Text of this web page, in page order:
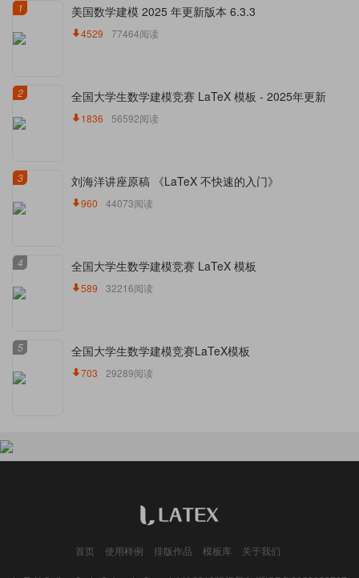
1 美国数学建模 2025 年更新版本 6.3.3
4529 77464阅读
2 全国大学生数学建模竞赛 LaTeX 模板 - 2025年更新
1836 56592阅读
3 刘海洋讲座原稿 《LaTeX 不快速的入门》
960 44073阅读
4 全国大学生数学建模竞赛 LaTeX 模板
589 32216阅读
5 全国大学生数学建模竞赛LaTeX模板
703 29289阅读
首页 使用样例 排版作品 模板库 关于我们